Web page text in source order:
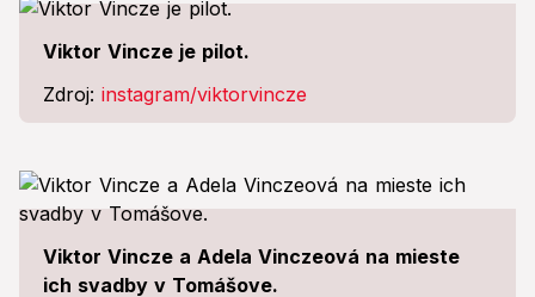
Viktor Vincze je pilot.
Zdroj: instagram/viktorvincze
Viktor Vincze a Adela Vinczeová na mieste
ich svadby v Tomášove.